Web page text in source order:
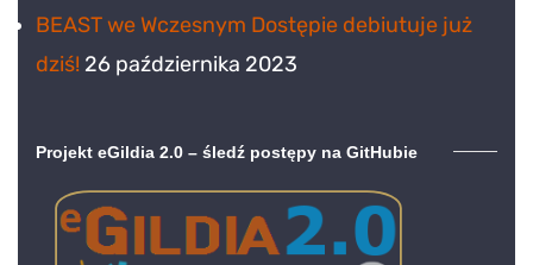
BEAST we Wczesnym Dostępie debiutuje już
dziś! 26 października 2023
Projekt eGildia 2.0 – śledź postępy na GitHubie